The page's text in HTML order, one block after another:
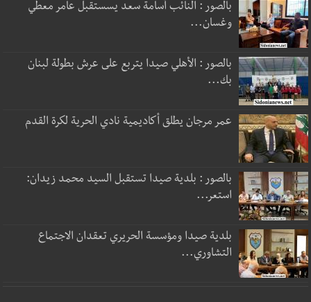
بالصور : النائب أسامة سعد يسستقبل عامر معطي
وغسان...
بالصور : الأهلي صيدا يتربع على عرش بطولة لبنان
بك...
عمر مرجان يطلق أكاديمية نادي الحرية لكرة القدم
بالصور : بلدية صيدا تستقبل السيد محمد زيدان:
استعر...
بلدية صيدا ومؤسسة الحريري تعقدان الاجتماع
التشاوري...